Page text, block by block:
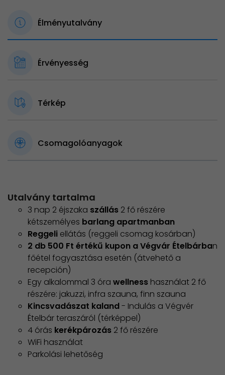
Élményutalvány
Érvényesség
Térkép
Csomagolóanyagok
Utalvány tartalma
3 nap 2 éjszaka szállás 2 fő részére
kétszemélyes barlang apartmanban
Reggeli ellátás (reggeli csomag kosárban)
2 db 500 Ft értékű kupon a Végvár Ételbárban
főétel fogyasztása esetén (átvehető a
recepción)
Egy alkalommal 3 óra wellness használat 2 fő
részére: jakuzzi, infra szauna, finn szauna
Kincsvadászat kaland- Indulás a Végvér
Ételbár teraszáról (térképpel)
4 órás kerékpározás 2 fő részére
WiFi használat
Parkolási lehetőség